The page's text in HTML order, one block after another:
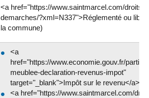
<a href="https://www.saintmarcel.com/droits-
demarches/?xml=N337">Réglementé ou
la commune)
<a
href="https://www.economie.gouv.fr/
meublee-declaration-revenus-impot"
target="_blank">Impôt sur le revenu</a>
<a href="https://www.saintmarcel.com/